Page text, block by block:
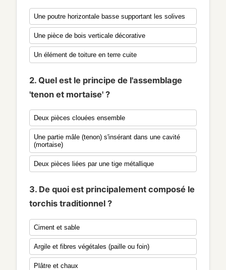
Une poutre horizontale basse supportant les solives
Une pièce de bois verticale décorative
Un élément de toiture en terre cuite
2. Quel est le principe de l'assemblage
'tenon et mortaise' ?
Deux pièces clouées ensemble
Une partie mâle (tenon) s'insérant dans une cavité
(mortaise)
Deux pièces liées par une tige métallique
3. De quoi est principalement composé le
torchis traditionnel ?
Ciment et sable
Argile et fibres végétales (paille ou foin)
Plâtre et chaux